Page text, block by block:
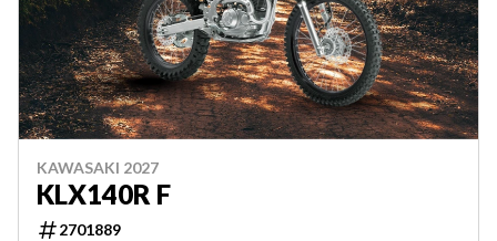
KAWASAKI 2027
KLX140R F
2701889